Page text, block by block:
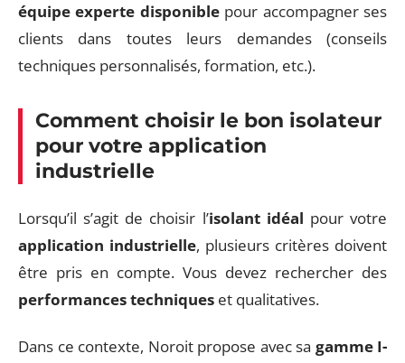
équipe experte disponiblepour accompagner ses
clients dans toutes leurs demandes (conseils
techniques personnalisés, formation, etc.).
Comment choisir le bon isolateur
pour votre application
industrielle
Lorsqu’il s’agit de choisir l’isolant idéal pour votre
application industrielle, plusieurs critères doivent
être pris en compte. Vous devez rechercher des
performances techniques et qualitatives.
Dans ce contexte, Noroit propose avec sa gamme I-